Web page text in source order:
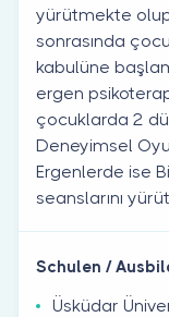
yürütmekte
sonrasında
kabulüne
ergen
çocuklarda 2
Deneyimsel
Ergenlerde ise
seanslarını
Schulen /
Üsküdar